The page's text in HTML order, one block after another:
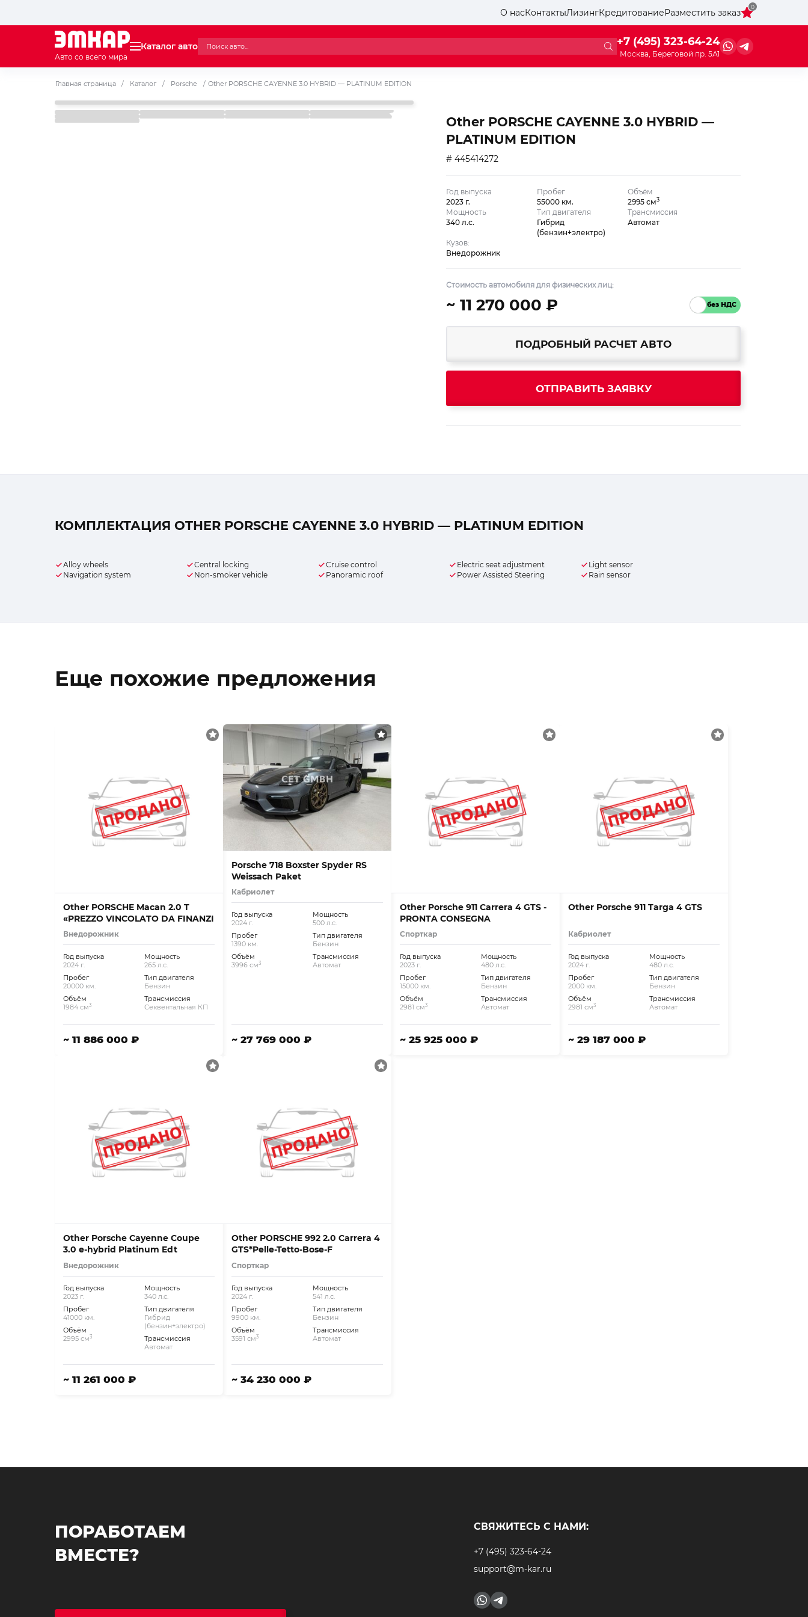
О насКонтактыЛизингКредитованиеРазместить заказ
0
Авто со всего мира
Каталог авто +7 (495) 323-64-24
Москва, Береговой пр. 5А1
Главная страница / Каталог / Porsche / Other PORSCHE CAYENNE 3.0 HYBRID — PLATINUM EDITION
Other PORSCHE CAYENNE 3.0 HYBRID —
PLATINUM EDITION
# 445414272
Год выпуска
2023 г.
Пробег
55000 км.
Объём
2995 см3
Мощность
340 л.с.
Тип двигателя
Гибрид
(бензин+электро)
Трансмиссия
Автомат
Кузов:
Внедорожник
Стоимость автомобиля для физических лиц:
~ 11 270 000 ₽
ПОДРОБНЫЙ РАСЧЕТ АВТО
ОТПРАВИТЬ ЗАЯВКУ
КОМПЛЕКТАЦИЯ OTHER PORSCHE CAYENNE 3.0 HYBRID — PLATINUM EDITION
Alloy wheels Central locking Cruise control Electric seat adjustment
Light sensor
Navigation system
Non-smoker vehicle Panoramic roof Power Assisted Steering Rain sensor
Еще похожие предложения
Other PORSCHE Macan 2.0 T
«PREZZO VINCOLATO DA FINANZI
Внедорожник
Год выпуска
2024 г.
Пробег
20000 км.
Объём
1984 см3
Мощность
265 л.с.
Тип двигателя
Бензин
Трансмиссия
Секвентальная КП
~ 11 886 000 ₽
Porsche 718 Boxster Spyder RS
Weissach Paket
Кабриолет
Год выпуска
2024 г.
Пробег
1390 км.
Объём
3996 см3
Мощность
500 л.с.
Тип двигателя
Бензин
Трансмиссия
Автомат
~ 27 769 000 ₽
Other Porsche 911 Carrera 4 GTS -
PRONTA CONSEGNA
Спорткар
Год выпуска
2023 г.
Пробег
15000 км.
Объём
2981 см3
Мощность
480 л.с.
Тип двигателя
Бензин
Трансмиссия
Автомат
~ 25 925 000 ₽
Other Porsche 911 Targa 4 GTS
Кабриолет
Год выпуска
2024 г.
Пробег
2000 км.
Объём
2981 см3
Мощность
480 л.с.
Тип двигателя
Бензин
Трансмиссия
Автомат
~ 29 187 000 ₽
Other Porsche Cayenne Coupe
3.0 e-hybrid Platinum Edt
Внедорожник
Год выпуска
2023 г.
Пробег
41000 км.
Объём
2995 см3
Мощность
340 л.с.
Тип двигателя
Гибрид
(бензин+электро)
Трансмиссия
Автомат
~ 11 261 000 ₽
Other PORSCHE 992 2.0 Carrera 4
GTS*Pelle-Tetto-Bose-F
Спорткар
Год выпуска
2024 г.
Пробег
9900 км.
Объём
3591 см3
Мощность
541 л.с.
Тип двигателя
Бензин
Трансмиссия
Автомат
~ 34 230 000 ₽
ПОРАБОТАЕМ
ВМЕСТЕ?
СВЯЖИТЕСЬ С НАМИ:
+7 (495) 323-64-24
support@m-kar.ru